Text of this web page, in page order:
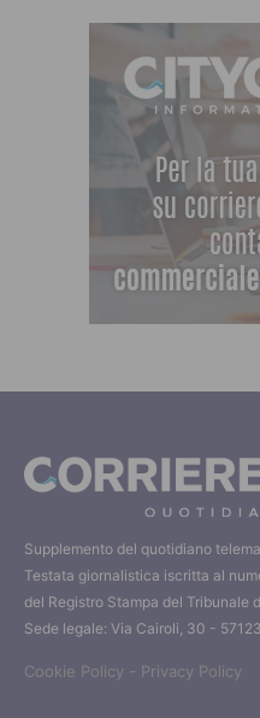
Supplemento del quotidiano
Testata giornalistica iscritta al
del Registro Stampa del Tribunale
Sede legale: Via Cairoli, 30 -
Cookie Policy - Privacy Policy